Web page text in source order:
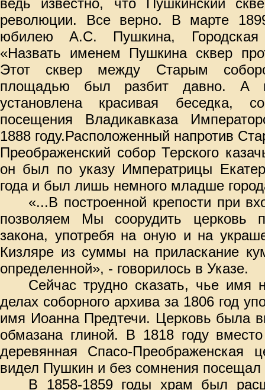
ведь известно, что Пушкинский
революции. Все верно. В марте
юбилею А.С. Пушкина, Городская
«Назвать именем Пушкина сквер
Этот сквер между Старым
площадью был разбит давно. А
установлена красивая беседка,
посещения Владикавказа
1888 году.Расположенный напротив
Преображенский собор Терского
он был по указу Императрицы
года и был лишь немного младше
«...В построенной крепости при
позволяем Мы соорудить церковь
закона, употребя на оную и на
Кизляре из суммы на приласкание
определенной», - говорилось в Указе.
Сейчас трудно сказать, чье имя
делах соборного архива за 1806 год
имя Иоанна Предтечи. Церковь была
обмазана глиной. В 1818 году
деревянная Спасо-Преображенская
видел Пушкин и без сомнения посещал
В 1858-1859 годы храм был